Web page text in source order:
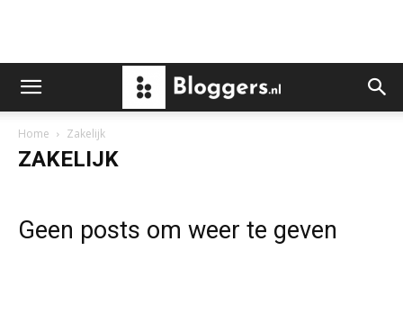
Home Zakelijk
ZAKELIJK
Geen posts om weer te geven